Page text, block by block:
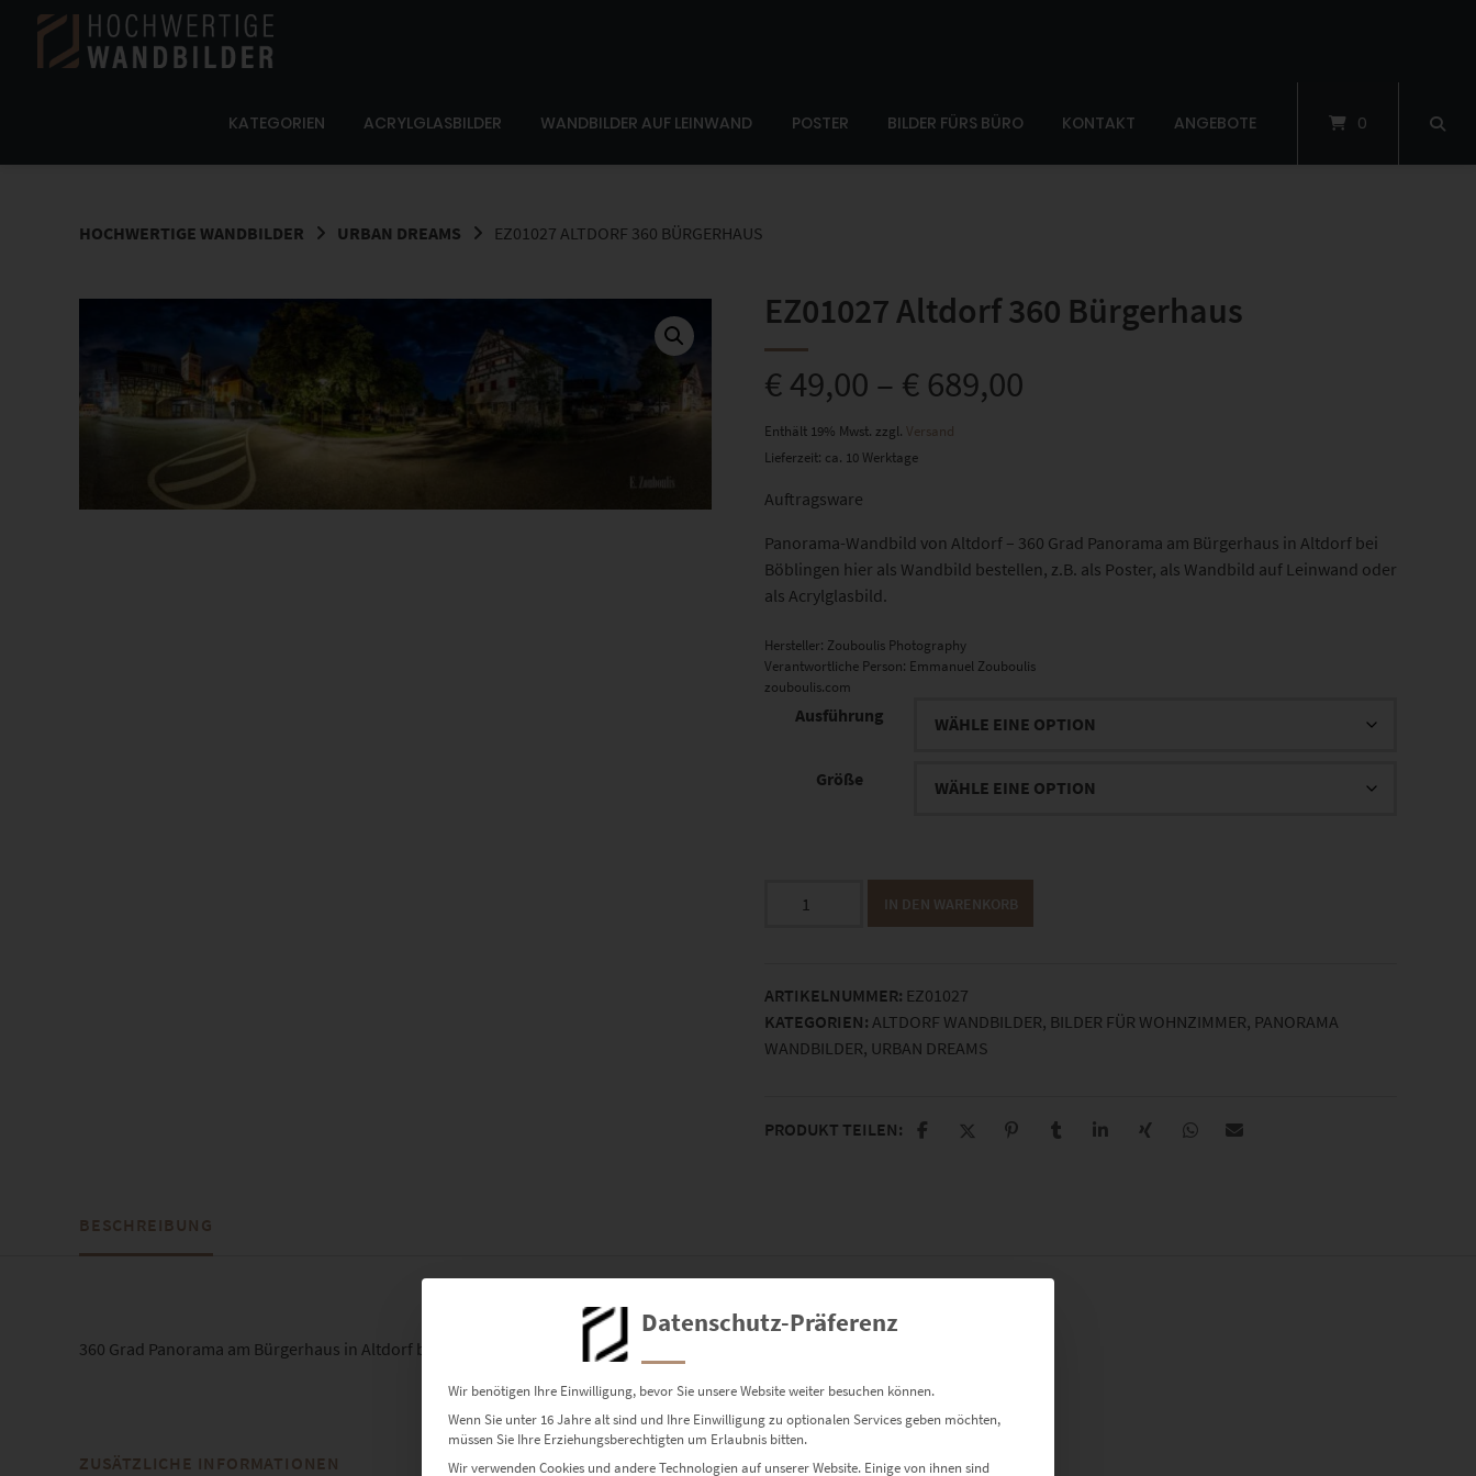
Springe
Inhalt
KATEGORIEN ACRYLGLASBILDER WANDBILDER AUF LEINWAND POSTER BILDER FÜRS BÜRO KONTAKT ANGEBOTE 0
HOCHWERTIGE WANDBILDER URBAN DREAMS EZ01027 ALTDORF 360 BÜRGERHAUS
EZ01027 Altdorf 360 Bürgerhaus
€49,00 – € 689,00
Enthält 19% Mwst. zzgl. Versand
Lieferzeit: ca. 10 Werktage
Auftragsware
Panorama-Wandbild von Altdorf – 360 Grad Panorama am Bürgerhaus in Altdorf bei
Böblingen hier als Wandbild bestellen, z.B. als Poster, als Wandbild auf Leinwand oder
als Acrylglasbild.
Hersteller: Zouboulis Photography
Verantwortliche Person: Emmanuel Zouboulis
zouboulis.com
Ausführung
Größe
Menge
IN DEN WARENKORB
ARTIKELNUMMER: EZ01027
KATEGORIEN: ALTDORF WANDBILDER, BILDER FÜR WOHNZIMMER, PANORAMA
WANDBILDER, URBAN DREAMS
PRODUKT TEILEN:
BESCHREIBUNG
360 Grad Panorama am Bürgerhaus in Altdorf bei Böblingen
ZUSÄTZLICHE INFORMATIONEN
Datenschutz-Präferenz
Wir benötigen Ihre Einwilligung, bevor Sie unsere Website weiter besuchen können.
Wenn Sie unter 16 Jahre alt sind und Ihre Einwilligung zu optionalen Services geben möchten,
müssen Sie Ihre Erziehungsberechtigten um Erlaubnis bitten.
Wir verwenden Cookies und andere Technologien auf unserer Website. Einige von ihnen sind